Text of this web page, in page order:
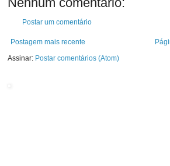
Postar um comentário
Postagem mais recente
Assinar: Postar comentários (Atom)